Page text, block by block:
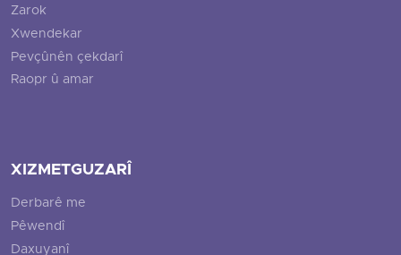
Zarok
Xwendekar
Pevçûnên çekdarî
Raopr û amar
XIZMETGUZARÎ
Derbarê me
Pêwendî
Daxuyanî